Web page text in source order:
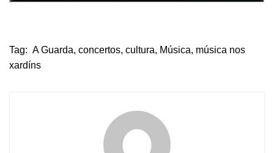
Tag: A Guarda, concertos, cultura, Música, música nos
xardíns